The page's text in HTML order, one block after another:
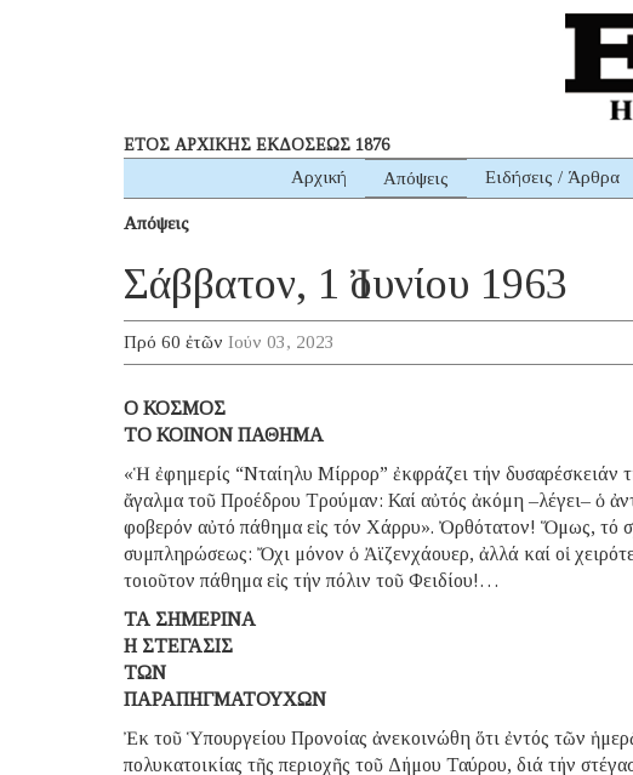
ΕΤΟΣ ΑΡΧΙΚΗΣ ΕΚΔΟΣΕΩΣ 1876
Αρχική Απόψεις Ειδήσεις / Άρθρα
Απόψεις
Σάββατον, 1 Ἰουνίου 1963
Πρό 60 ἐτῶν Ιούν 03, 2023
Ο ΚΟΣΜΟΣ
ΤΟ ΚΟΙΝΟΝ ΠΑΘΗΜΑ
«Ἡ ἐφημερίς “Νταίηλυ Μίρρορ” ἐκφράζει τήν δυσαρέσκειάν
ἄγαλμα τοῦ Προέδρου Τρούμαν: Καί αὐτός ἀκόμη –λέγει– ὁ
φοβερόν αὐτό πάθημα εἰς τόν Χάρρυ». Ὀρθότατον! Ὅμως, τό
συμπληρώσεως: Ὄχι μόνον ὁ Ἀϊζενχάουερ, ἀλλά καί οἱ
τοιοῦτον πάθημα εἰς τήν πόλιν τοῦ Φειδίου!…
ΤΑ ΣΗΜΕΡΙΝΑ
Η ΣΤΕΓΑΣΙΣ
ΤΩΝ
ΠΑΡΑΠΗΓΜΑΤΟΥΧΩΝ
Ἐκ τοῦ Ὑπουργείου Προνοίας ἀνεκοινώθη ὅτι ἐντός τῶν
πολυκατοικίας τῆς περιοχῆς τοῦ Δήμου Ταύρου, διά τήν